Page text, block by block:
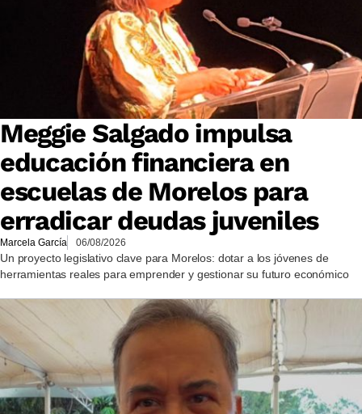
Meggie Salgado impulsa
educación financiera en
escuelas de Morelos para
erradicar deudas juveniles
Marcela García 06/08/2026
Un proyecto legislativo clave para Morelos: dotar a los jóvenes de
herramientas reales para emprender y gestionar su futuro económico